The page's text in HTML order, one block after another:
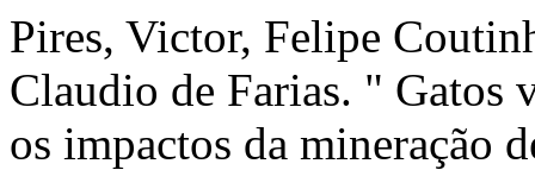
Pires, Victor, Felipe
Claudio de Farias. " Gatos
os impactos da mineração